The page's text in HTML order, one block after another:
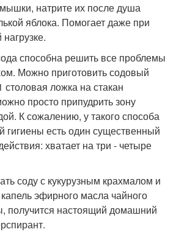
натрите их после душа
яблока. Помогает даже при
способна решить все проблемы
Можно приготовить содовый
столовая ложка на стакан
просто припудрить зону
К сожалению, у такого способа
гигиены есть один существенный
хватает на три - четыре
соду с кукурузным крахмалом и
эфирного масла чайного
получится настоящий домашний